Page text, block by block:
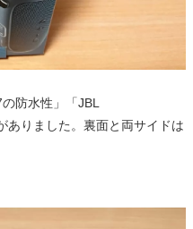
防水性」「JBL
ありました。裏面と両サイドは